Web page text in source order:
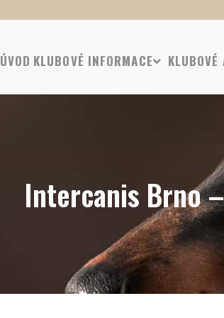
ÚVOD KLUBOVÉ INFORMACE KLUBOVÉ
Intercanis Brno